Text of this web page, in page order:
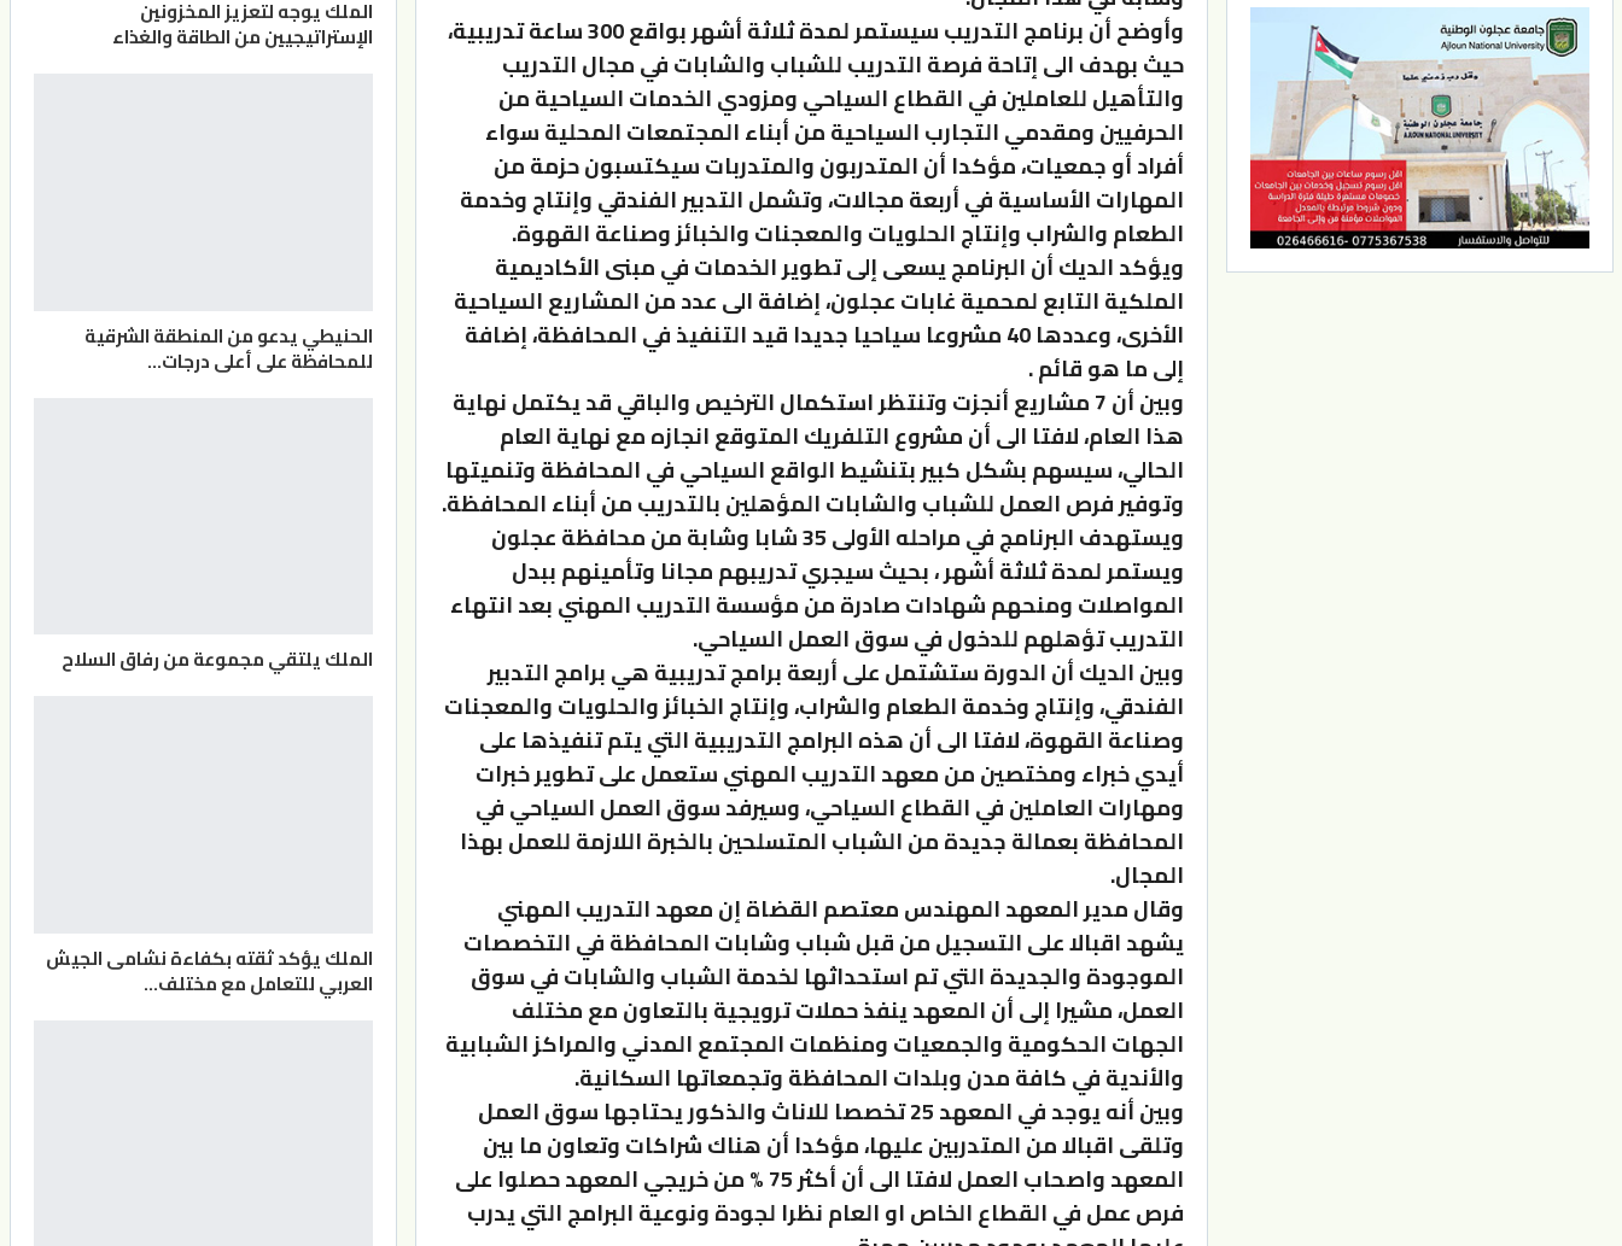
وأوضح أن برنامج التدريب سيستمر لمدة ثلاثة أشهر بواقع 300 ساعة تدريبية،
حيث بهدف الى إتاحة فرصة التدريب للشباب والشابات في مجال التدريب
والتأهيل للعاملين في القطاع السياحي ومزودي الخدمات السياحية من
الحرفيين ومقدمي التجارب السياحية من أبناء المجتمعات المحلية سواء
أفراد أو جمعيات، مؤكدا أن المتدربون والمتدربات سيكتسبون حزمة من
المهارات الأساسية في أربعة مجالات، وتشمل التدبير الفندقي وإنتاج وخدمة
الطعام والشراب وإنتاج الحلويات والمعجنات والخبائز وصناعة القهوة.
ويؤكد الديك أن البرنامج يسعى إلى تطوير الخدمات في مبنى الأكاديمية
الملكية التابع لمحمية غابات عجلون، إضافة الى عدد من المشاريع السياحية
الأخرى، وعددها 40 مشروعا سياحيا جديدا قيد التنفيذ في المحافظة، إضافة
إلى ما هو قائم .
وبين أن 7 مشاريع أنجزت وتنتظر استكمال الترخيص والباقي قد يكتمل نهاية
هذا العام، لافتا الى أن مشروع التلفريك المتوقع انجازه مع نهاية العام
الحالي، سيسهم بشكل كبير بتنشيط الواقع السياحي في المحافظة وتنميتها
وتوفير فرص العمل للشباب والشابات المؤهلين بالتدريب من أبناء المحافظة.
ويستهدف البرنامج في مراحله الأولى 35 شابا وشابة من محافظة عجلون
ويستمر لمدة ثلاثة أشهر ، بحيث سيجري تدريبهم مجانا وتأمينهم ببدل
المواصلات ومنحهم شهادات صادرة من مؤسسة التدريب المهني بعد انتهاء
التدريب تؤهلهم للدخول في سوق العمل السياحي.
وبين الديك أن الدورة ستشتمل على أربعة برامج تدريبية هي برامج التدبير
الفندقي، وإنتاج وخدمة الطعام والشراب، وإنتاج الخبائز والحلويات والمعجنات
وصناعة القهوة، لافتا الى أن هذه البرامج التدريبية التي يتم تنفيذها على
أيدي خبراء ومختصين من معهد التدريب المهني ستعمل على تطوير خبرات
ومهارات العاملين في القطاع السياحي، وسيرفد سوق العمل السياحي في
المحافظة بعمالة جديدة من الشباب المتسلحين بالخبرة اللازمة للعمل بهذا
المجال.
وقال مدير المعهد المهندس معتصم القضاة إن معهد التدريب المهني
يشهد اقبالا على التسجيل من قبل شباب وشابات المحافظة في التخصصات
الموجودة والجديدة التي تم استحداثها لخدمة الشباب والشابات في سوق
العمل، مشيرا إلى أن المعهد ينفذ حملات ترويجية بالتعاون مع مختلف
الجهات الحكومية والجمعيات ومنظمات المجتمع المدني والمراكز الشبابية
والأندية في كافة مدن وبلدات المحافظة وتجمعاتها السكانية.
وبين أنه يوجد في المعهد 25 تخصصا للاناث والذكور يحتاجها سوق العمل
وتلقى اقبالا من المتدربين عليها، مؤكدا أن هناك شراكات وتعاون ما بين
المعهد واصحاب العمل لافتا الى أن أكثر 75 % من خريجي المعهد حصلوا على
فرص عمل في القطاع الخاص او العام نظرا لجودة ونوعية البرامج التي يدرب
الملك يوجه لتعزيز المخزونين
الإستراتيجيين من الطاقة والغذاء
الحنيطي يدعو من المنطقة الشرقية
للمحافظة على أعلى درجات…
الملك يلتقي مجموعة من رفاق السلاح
الملك يؤكد ثقته بكفاءة نشامى الجيش
العربي للتعامل مع مختلف…